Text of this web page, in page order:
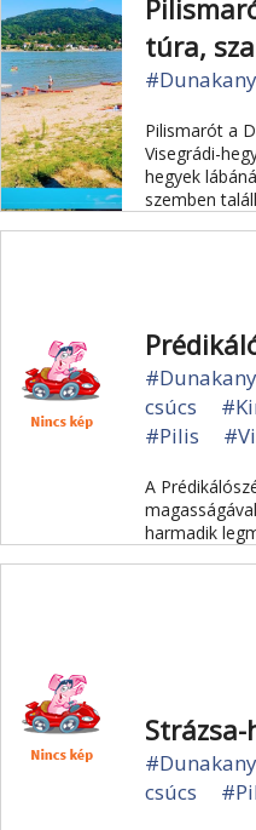
túra,
Pilismarót a
Visegrádi-
hegyek
szemben
csúcs
#Pilis
A
harmadik
Strázsa-
csúcs